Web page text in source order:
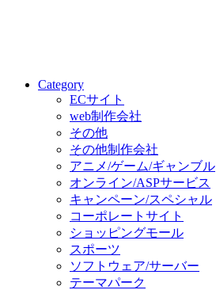
Category
ECサイト
web制作会社
その他
その他制作会社
アニメ/ゲーム/ギャンブル
オンライン/ASPサービス
キャンペーン/スペシャル
コーポレートサイト
ショッピングモール
スポーツ
ソフトウェア/サーバー
テーマパーク